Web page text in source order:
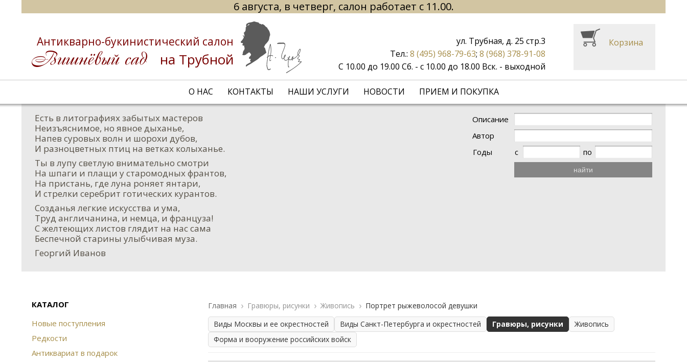
6 августа, в четверг, салон работает с 11.00.
Антикварно-букинистический салон
на Трубной
О НАС КОНТАКТЫ НАШИ УСЛУГИ НОВОСТИ ПРИЕМ И ПОКУПКА
ул. Трубная, д. 25 стр.3
Тел.: 8 (495) 968-79-63; 8 (968) 378-91-08
С 10.00 до 19.00 Сб. - с 10.00 до 18.00 Вск. - выходной
Корзина
Описание
Автор
Годы
с по
найти
Есть в литографиях забытых мастеров
Неизъяснимое, но явное дыханье,
Напев суровых волн и шорохи дубов,
И разноцветных птиц на ветках колыханье.
Ты в лупу светлую внимательно смотри
На шпаги и плащи у старомодных франтов,
На пристань, где луна роняет янтари,
И стрелки серебрит готических курантов.
Созданья легкие искусства и ума,
Труд англичанина, и немца, и француза!
С желтеющих листов глядит на нас сама
Беспечной старины улыбчивая муза.
Георгий Иванов
КАТАЛОГ
Новые поступления
Редкости
Антиквариат в подарок
Главная Гравюры, рисунки Живопись
Портрет рыжеволосой девушки
Виды Москвы и ее окрестностей
Виды Санкт-Петербурга и окрестностей Гравюры, рисунки
Живопись
Форма и вооружение российских войск